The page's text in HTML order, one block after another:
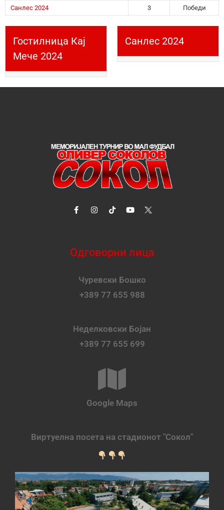
Санлес 2024
3 Победи
Гостилница Кај
Мече 2024
Санлес 2024
Одговорни лица
Чуревски Бошко
+389 77 655 988
Неделковски Бојан
+389 77 655 699
Google Maps
Виртуелна посета на стадионот "Сокол"